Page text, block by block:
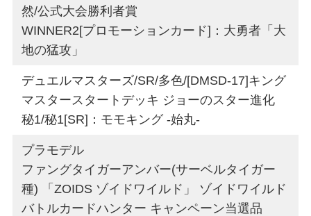
然/公式大会勝利者賞
WINNER2[プロモーションカード]：大勇者「大
地の猛攻」
デュエルマスターズ/SR/多色/[DMSD-17]キング
マスタースタートデッキ ジョーのスター進化
秘1/秘1[SR]：モモキング -始丸-
プラモデル
ファングタイガーアンバー(サーベルタイガー
種) 「ZOIDS ゾイドワイルド」 ゾイドワイルド
バトルカードハンター キャンペーン当選品